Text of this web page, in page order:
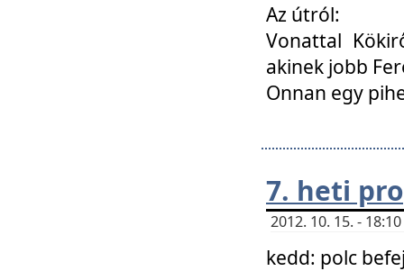
Az útról:
Vonattal
akinek jobb
Onnan egy
7. heti
2012. 10. 15. -
kedd: polc